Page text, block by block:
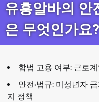
유흥알바의 안
은 무엇인가요?
합법 고용 여부: 근로
안전·법규: 미성년자
지 정책